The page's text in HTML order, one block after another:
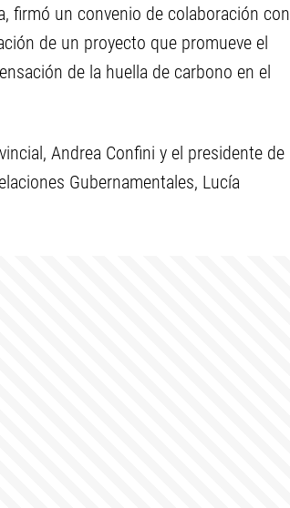
firmó un convenio de colaboración con
de un proyecto que promueve el
de la huella de carbono en el
Andrea Confini y el presidente de
Gubernamentales, Lucía